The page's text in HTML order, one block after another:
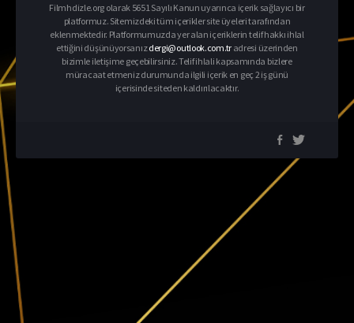
Filmhdizle.org olarak 5651 Sayılı Kanun uyarınca içerik sağlayıcı bir
platformuz. Sitemizdeki tüm içerikler site üyeleri tarafından
eklenmektedir. Platformumuzda yer alan içeriklerin telif hakkı ihlal
ettiğini düşünüyorsanızdergi@outlook.com.tr adresi üzerinden
bizimle iletişime geçebilirsiniz. Telif ihlali kapsamında bizlere
müracaat etmeniz durumunda ilgili içerik en geç 2 iş günü
içerisinde siteden kaldırılacaktır.